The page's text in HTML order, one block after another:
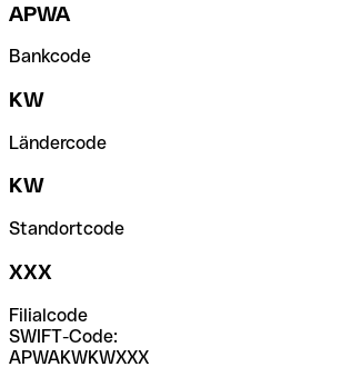
APWA
Bankcode
KW
Ländercode
KW
Standortcode
XXX
Filialcode
SWIFT-Code:
APWAKWKWXXX